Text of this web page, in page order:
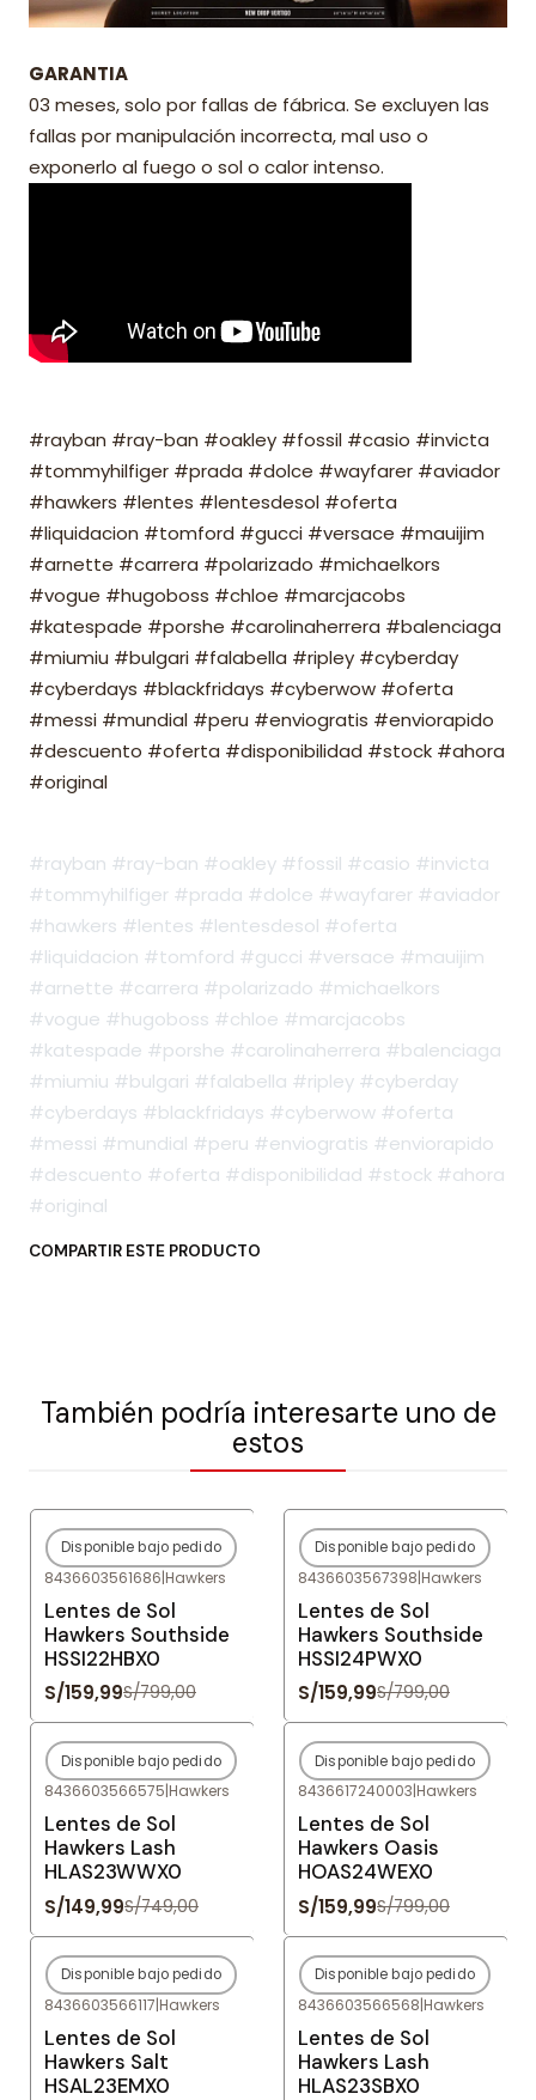
GARANTIA
03 meses, solo por fallas de fábrica. Se excluyen las
fallas por manipulación incorrecta, mal uso o
exponerlo al fuego o sol o calor intenso.
#rayban #ray-ban #oakley #fossil #casio #invicta
#tommyhilfiger #prada #dolce #wayfarer #aviador
#hawkers #lentes #lentesdesol #oferta
#liquidacion #tomford #gucci #versace #mauijim
#arnette #carrera #polarizado #michaelkors
#vogue #hugoboss #chloe #marcjacobs
#katespade #porshe #carolinaherrera #balenciaga
#miumiu #bulgari #falabella #ripley #cyberday
#cyberdays #blackfridays #cyberwow #oferta
#messi #mundial #peru #enviogratis #enviorapido
#descuento #oferta #disponibilidad #stock #ahora
#original
#rayban #ray-ban #oakley #fossil #casio #invicta
#tommyhilfiger #prada #dolce #wayfarer #aviador
#hawkers #lentes #lentesdesol #oferta
#liquidacion #tomford #gucci #versace #mauijim
#arnette #carrera #polarizado #michaelkors
#vogue #hugoboss #chloe #marcjacobs
#katespade #porshe #carolinaherrera #balenciaga
#miumiu #bulgari #falabella #ripley #cyberday
#cyberdays #blackfridays #cyberwow #oferta
#messi #mundial #peru #enviogratis #enviorapido
#descuento #oferta #disponibilidad #stock #ahora
#original
COMPARTIR ESTE PRODUCTO
También podría interesarte uno de
estos
-80%OFF
Agotado
Disponible bajo pedido
8436603561686|Hawkers
Lentes de Sol
Hawkers Southside
HSSI22HBX0
S/159,99S/799,00
-80%OFF
Agotado
Disponible bajo pedido
8436603567398|Hawkers
Lentes de Sol
Hawkers Southside
HSSI24PWX0
S/159,99S/799,00
-80%OFF
Agotado
Disponible bajo pedido
8436603566575|Hawkers
Lentes de Sol
Hawkers Lash
HLAS23WWX0
S/149,99S/749,00
-80%OFF
Agotado
Disponible bajo pedido
8436617240003|Hawkers
Lentes de Sol
Hawkers Oasis
HOAS24WEX0
S/159,99S/799,00
-80%OFF
Agotado
Disponible bajo pedido
8436603566117|Hawkers
Lentes de Sol
Hawkers Salt
HSAL23EMX0
-80%OFF
Agotado
Disponible bajo pedido
8436603566568|Hawkers
Lentes de Sol
Hawkers Lash
HLAS23SBX0